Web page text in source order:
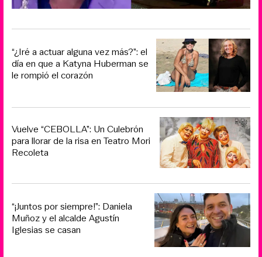
“¿Iré a actuar alguna vez más?”: el
día en que a Katyna Huberman se
le rompió el corazón
Vuelve “CEBOLLA”: Un Culebrón
para llorar de la risa en Teatro Mori
Recoleta
“¡Juntos por siempre!”: Daniela
Muñoz y el alcalde Agustín
Iglesias se casan